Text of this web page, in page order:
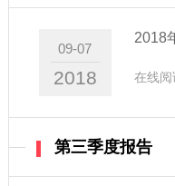
09-07
2018
2018
在线阅
第三季度报告